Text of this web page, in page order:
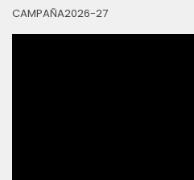
CAMPAÑA2026-27